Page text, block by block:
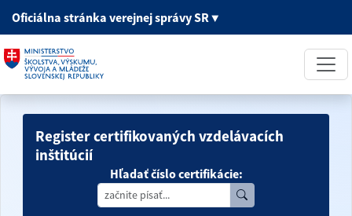
Oficiálna stránka verejnej správy SR▼
Register certifikovaných vzdelávacích
inštitúcií
Hľadať číslo certifikácie: